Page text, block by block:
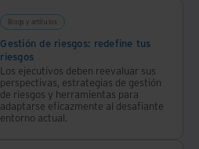
Blogs y artículos
Gestión de riesgos: redefine tus
riesgos
Los ejecutivos deben reevaluar sus
perspectivas, estrategias de gestión
de riesgos y herramientas para
adaptarse eficazmente al desafiante
entorno actual.